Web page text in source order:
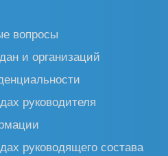
вопросы
и организаций
руководителя
руководящего состава